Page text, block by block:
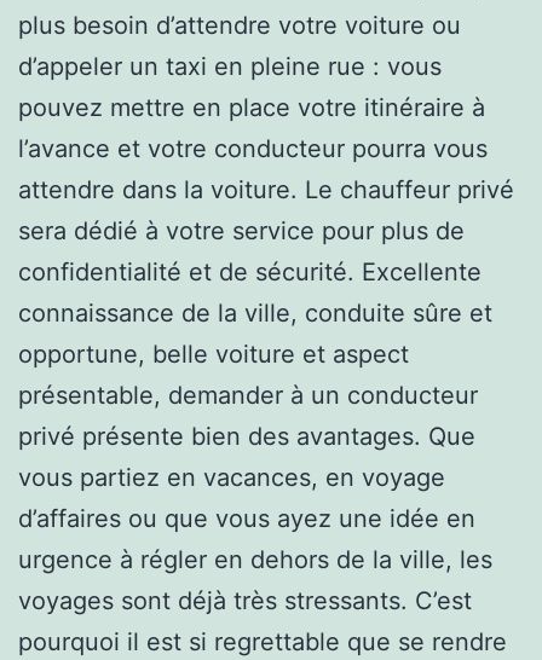
plus besoin d’attendre votre voiture ou
d’appeler un taxi en pleine rue : vous
pouvez mettre en place votre itinéraire à
l’avance et votre conducteur pourra vous
attendre dans la voiture. Le chauffeur privé
sera dédié à votre service pour plus de
confidentialité et de sécurité. Excellente
connaissance de la ville, conduite sûre et
opportune, belle voiture et aspect
présentable, demander à un conducteur
privé présente bien des avantages. Que
vous partiez en vacances, en voyage
d’affaires ou que vous ayez une idée en
urgence à régler en dehors de la ville, les
voyages sont déjà très stressants. C’est
pourquoi il est si regrettable que se rendre